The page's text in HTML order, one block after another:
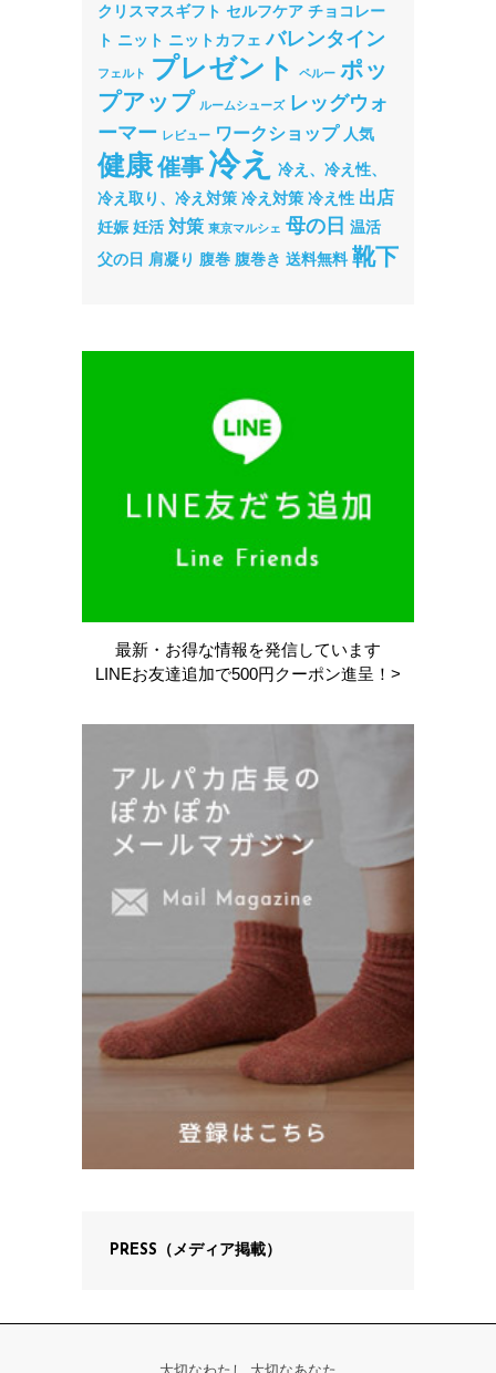
クリスマスギフト セルフケア チョコレー
ト ニット ニットカフェ バレンタイン
フェルト プレゼント ペルー ポッ
プアップ ルームシューズ レッグウォ
ーマー レビュー ワークショップ 人気
健康催事 冷え
冷え、冷え性、
冷え取り、冷え対策 冷え対策 冷え性 出店
妊娠 妊活 対策 東京マルシェ 母の日 温活
父の日 肩凝り 腹巻 腹巻き 送料無料 靴下
最新・お得な情報を発信しています
LINEお友達追加で500円クーポン進呈！>
PRESS（メディア掲載）